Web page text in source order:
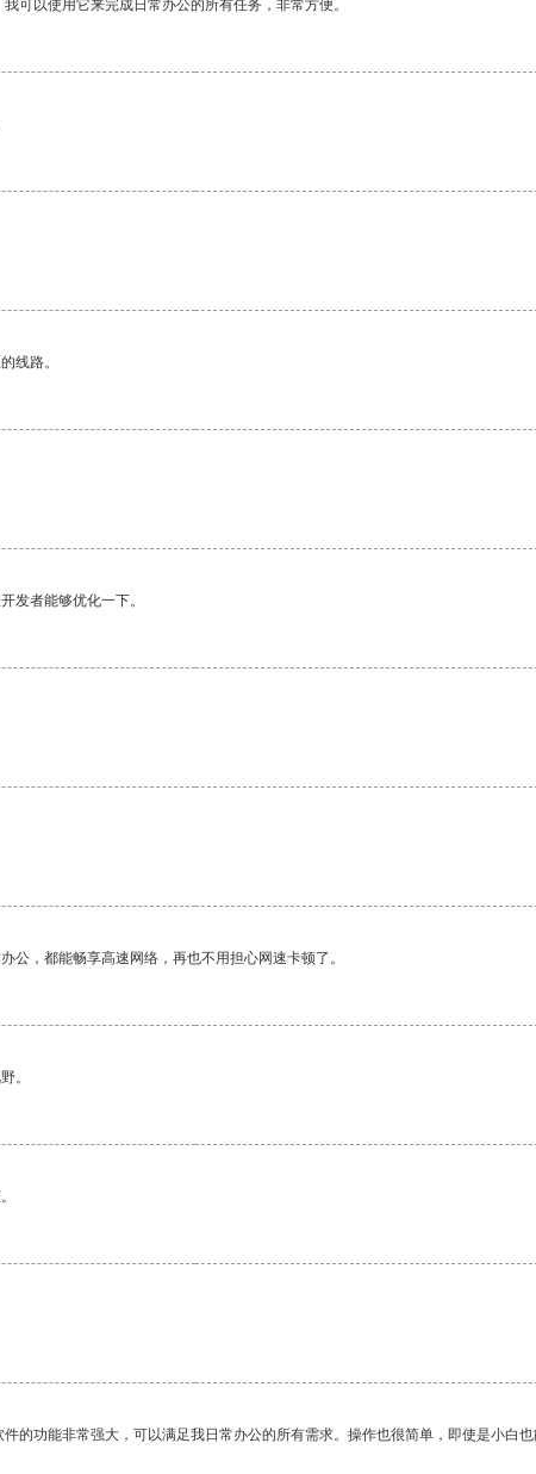
可以使用它来完成日常办公的所有任务，非常方便。
线路。
发者能够优化一下。
，都能畅享高速网络，再也不用担心网速卡顿了。
。
的功能非常强大，可以满足我日常办公的所有需求。操作也很简单，即使是小白也